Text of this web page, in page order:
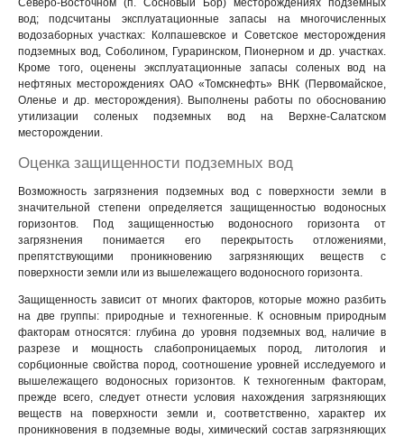
Северо-Восточном (п. Сосновый Бор) месторождениях подземных
вод; подсчитаны эксплуатационные запасы на многочисленных
водозаборных участках: Колпашевское и Советское месторождения
подземных вод, Соболином, Гураринском, Пионерном и др. участках.
Кроме того, оценены эксплуатационные запасы соленых вод на
нефтяных месторождениях ОАО «Томскнефть» ВНК (Первомайское,
Оленье и др. месторождения). Выполнены работы по обоснованию
утилизации соленых подземных вод на Верхне-Салатском
месторождении.
Оценка защищенности подземных вод
Возможность загрязнения подземных вод с поверхности земли в
значительной степени определяется защищенностью водоносных
горизонтов. Под защищенностью водоносного горизонта от
загрязнения понимается его перекрытость отложениями,
препятствующими проникновению загрязняющих веществ с
поверхности земли или из вышележащего водоносного горизонта.
Защищенность зависит от многих факторов, которые можно разбить
на две группы: природные и техногенные. К основным природным
факторам относятся: глубина до уровня подземных вод, наличие в
разрезе и мощность слабопроницаемых пород, литология и
сорбционные свойства пород, соотношение уровней исследуемого и
вышележащего водоносных горизонтов. К техногенным факторам,
прежде всего, следует отнести условия нахождения загрязняющих
веществ на поверхности земли и, соответственно, характер их
проникновения в подземные воды, химический состав загрязняющих